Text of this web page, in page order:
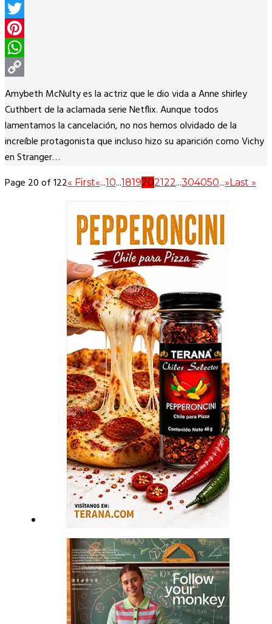
Facebook
Twitter
Pinterest
WhatsApp
Copy
Link
Amybeth McNulty es la actriz que le dio vida a Anne shirley
Cuthbert de la aclamada serie Netflix. Aunque todos
lamentamos la cancelación, no nos hemos olvidado de la
increíble protagonista que incluso hizo su aparición como Vichy
en Stranger…
Page 20 of 122« First«...10...1819202122...304050...»Last »